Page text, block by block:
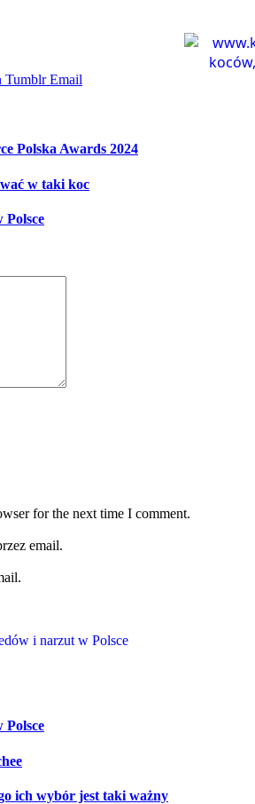
Tumblr Email
Polska Awards 2024
w taki koc
Polsce
for the next time I comment.
email.
Polsce
ich wybór jest taki ważny